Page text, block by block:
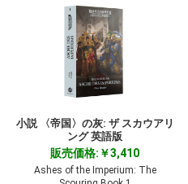
小説 〈帝国〉の灰: ザ スカウアリ
ング 英語版
販売価格:￥3,410
Ashes of the Imperium: The